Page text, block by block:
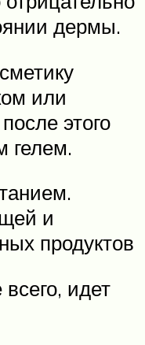
дермы.
или
этого
гелем.
и
продуктов
идет